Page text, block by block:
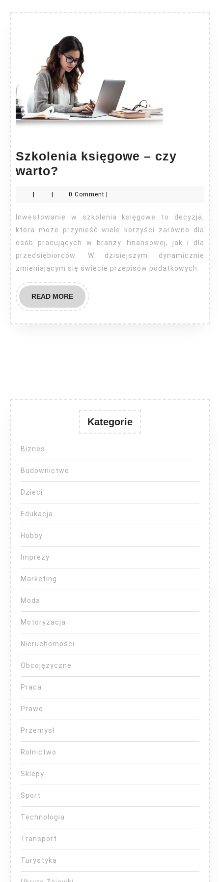
Szkolenia księgowe – czy
warto?
czy
warto?
0 Comment
która może przynieść wiele korzyści zarówno dla
osób pracujących w branży finansowej, jak i dla
przedsiębiorców. W dzisiejszym dynamicznie
zmieniającym się świecie przepisów podatkowych
READ MOREREAD
MORE
Kategorie
Biznes
Budownictwo
Dzieci
Edukacja
Hobby
Imprezy
Marketing
Moda
Motoryzacja
Nieruchomości
Obcojęzyczne
Praca
Prawo
Przemysł
Rolnictwo
Sklepy
Sport
Technologia
Transport
Turystyka